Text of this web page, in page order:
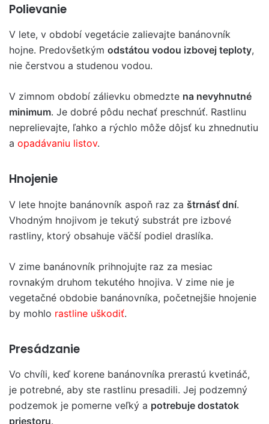
Polievanie
V lete, v období vegetácie zalievajte banánovník
hojne. Predovšetkým odstátou vodou izbovej teploty,
nie čerstvou a studenou vodou.
V zimnom období zálievku obmedzte na nevyhnutné
minimum. Je dobré pôdu nechať preschnúť. Rastlinu
neprelievajte, ľahko a rýchlo môže dôjsť ku zhnednutiu
a opadávaniu listov.
Hnojenie
V lete hnojte banánovník aspoň raz za štrnásť dní.
Vhodným hnojivom je tekutý substrát pre izbové
rastliny, ktorý obsahuje väčší podiel draslíka.
V zime banánovník prihnojujte raz za mesiac
rovnakým druhom tekutého hnojiva. V zime nie je
vegetačné obdobie banánovníka, početnejšie hnojenie
by mohlo rastline uškodiť.
Presádzanie
Vo chvíli, keď korene banánovníka prerastú kvetináč,
je potrebné, aby ste rastlinu presadili. Jej podzemný
podzemok je pomerne veľký a potrebuje dostatok
priestoru.